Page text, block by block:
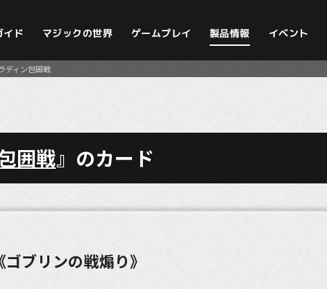
イド マジックの世界 ゲームプレイ 製品情報 イベント
ディン包囲戦
囲戦』のカード
ゴブリンの戦煽り》